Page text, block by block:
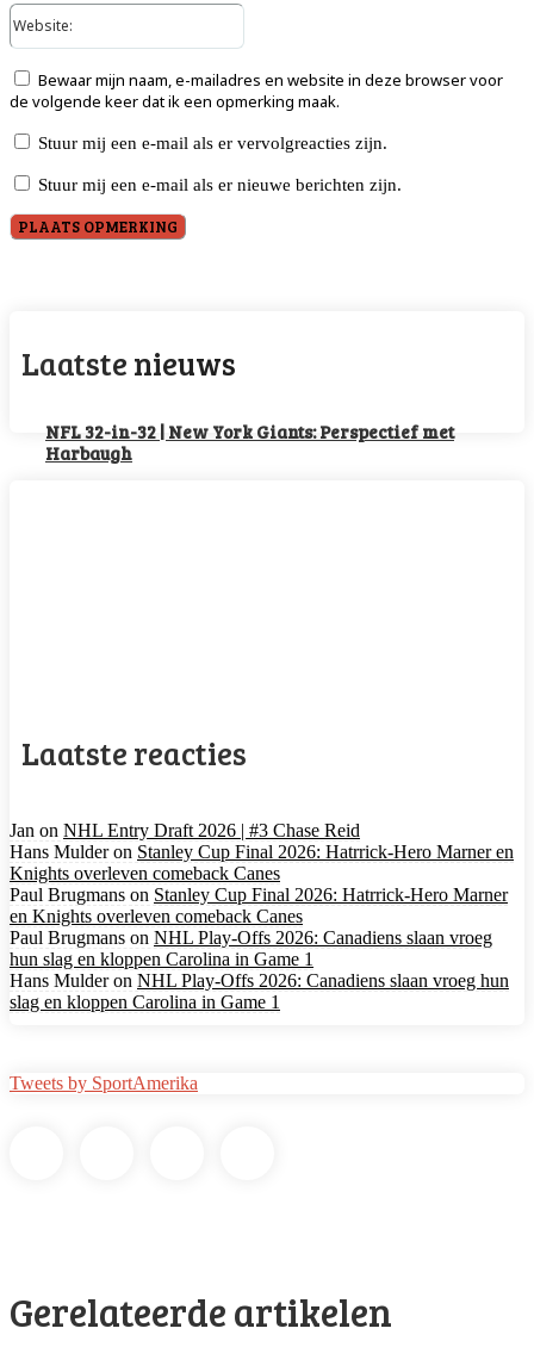
Website:
Bewaar mijn naam, e-mailadres en website in deze browser voor
de volgende keer dat ik een opmerking maak.
Stuur mij een e-mail als er vervolgreacties zijn.
Stuur mij een e-mail als er nieuwe berichten zijn.
Laatste nieuws
NFL 32-in-32 | New York Giants: Perspectief met
Harbaugh
Laatste reacties
Jan on NHL Entry Draft 2026 | #3 Chase Reid
Hans Mulderon Stanley Cup Final 2026: Hatrrick-Hero Marner en
Knights overleven comeback Canes
Paul Brugmans on Stanley Cup Final 2026: Hatrrick-Hero Marner
en Knights overleven comeback Canes
Paul Brugmans on NHL Play-Offs 2026: Canadiens slaan vroeg
hun slag en kloppen Carolina in Game 1
Hans Mulderon NHL Play-Offs 2026: Canadiens slaan vroeg hun
slag en kloppen Carolina in Game 1
Tweets by SportAmerika
Gerelateerde artikelen